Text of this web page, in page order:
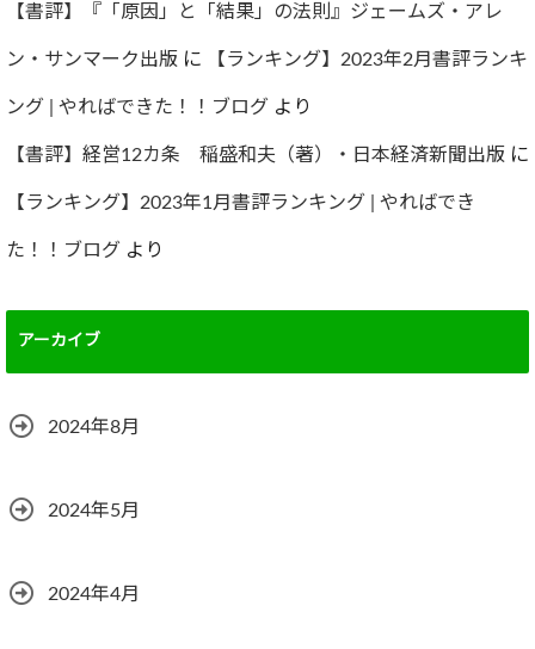
【書評】『「原因」と「結果」の法則』ジェームズ・アレ
ン・サンマーク出版 に 【ランキング】2023年2月書評ランキ
ング | やればできた！！ブログ より
【書評】経営12カ条 稲盛和夫（著）・日本経済新聞出版 に
【ランキング】2023年1月書評ランキング | やればでき
た！！ブログ より
アーカイブ
2024年8月
2024年5月
2024年4月